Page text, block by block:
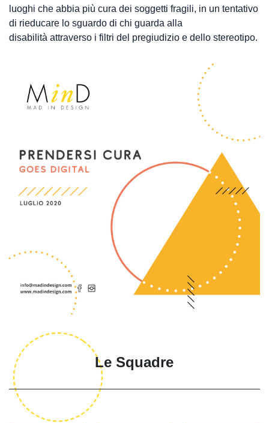
luoghi che abbia più cura dei soggetti fragili, in un tentativo
di rieducare lo sguardo di chi guarda alla
disabilità attraverso i filtri del pregiudizio e dello stereotipo.
Le Squadre